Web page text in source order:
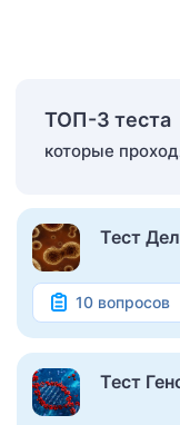
ТОП-3 теста
которые
Тест
10 вопросов
Тест